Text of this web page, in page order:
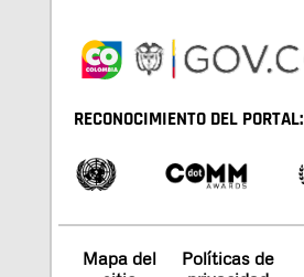
RECONOCIMIENTO DEL PORTAL:
Mapa del
Políticas de